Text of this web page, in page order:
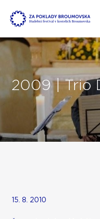
2009 | Trio
15. 8. 2010